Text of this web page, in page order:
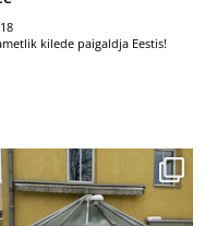
kilede paigaldja Eestis!
Talvel soojem, suvel jahedam –
ühe...
5 0